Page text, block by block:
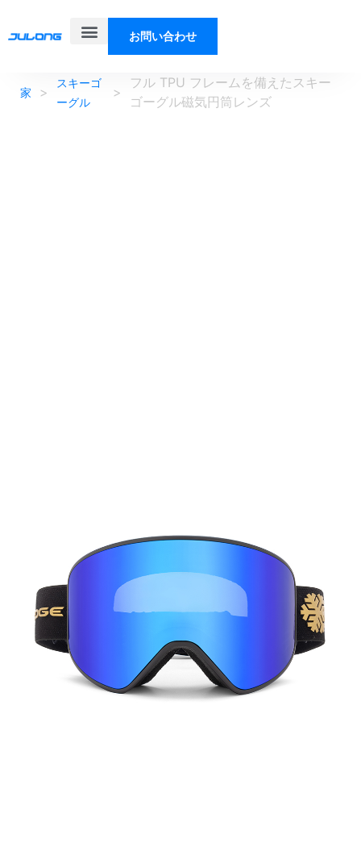
お問い合わせ
家 >
スキーゴ
ーグル
>
フル TPU フレームを備えたスキー
ゴーグル磁気円筒レンズ